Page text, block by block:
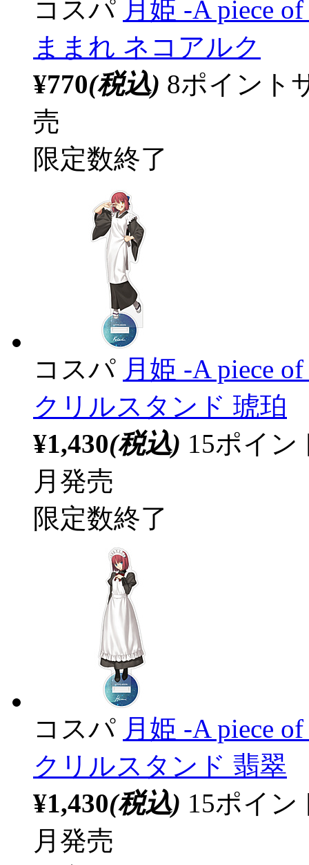
コスパ 月姫 -A piece
ままれ ネコアルク
¥770(税込) 8ポイント
売
限定数終了
コスパ 月姫 -A piece
クリルスタンド 琥珀
¥1,430(税込) 15ポイ
月発売
限定数終了
コスパ 月姫 -A piece
クリルスタンド 翡翠
¥1,430(税込) 15ポイ
月発売